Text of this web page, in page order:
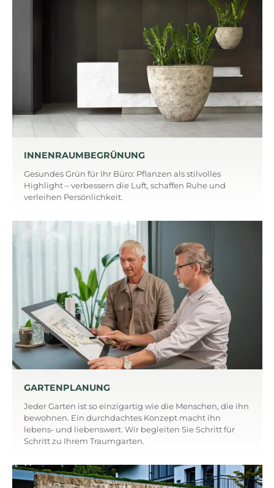
INNENRAUMBEGRÜNUNG
Gesundes Grün für Ihr Büro: Pflanzen als stilvolles
Highlight – verbessern die Luft, schaffen Ruhe und
verleihen Persönlichkeit.
GARTENPLANUNG
Jeder Garten ist so einzigartig wie die Menschen, die ihn
bewohnen. Ein durchdachtes Konzept macht ihn
lebens- und liebenswert. Wir begleiten Sie Schritt für
Schritt zu Ihrem Traumgarten.